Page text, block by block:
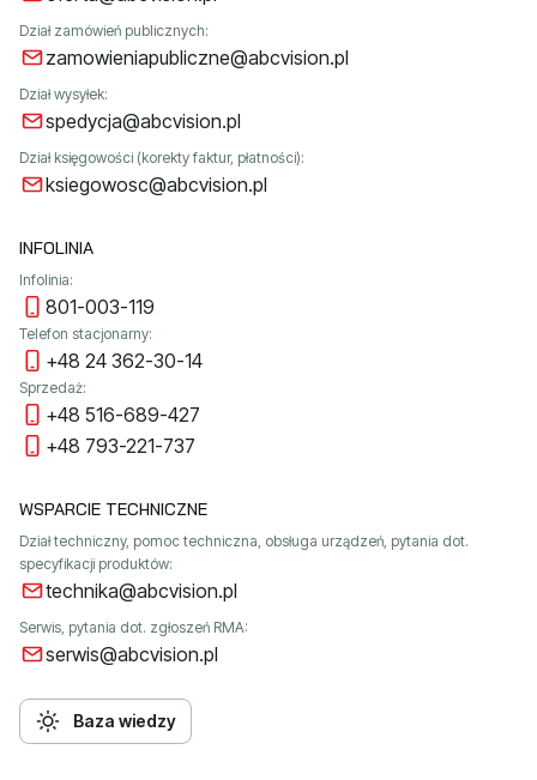
Dział zamówień publicznych:
zamowieniapubliczne@abcvision.pl
Dział wysyłek:
spedycja@abcvision.pl
Dział księgowości (korekty faktur, płatności):
ksiegowosc@abcvision.pl
INFOLINIA
Infolinia:
801-003-119
Telefon stacjonarny:
+48 24 362-30-14
Sprzedaż:
+48 516-689-427
+48 793-221-737
WSPARCIE TECHNICZNE
Dział techniczny, pomoc techniczna, obsługa urządzeń, pytania dot.
specyfikacji produktów:
technika@abcvision.pl
Serwis, pytania dot. zgłoszeń RMA:
serwis@abcvision.pl
Baza wiedzy